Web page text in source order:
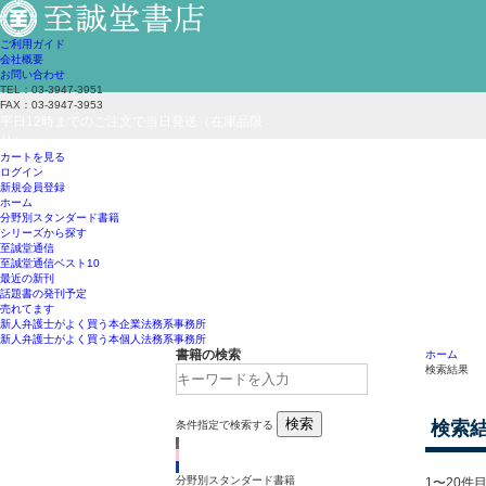
ご利用ガイド
会社概要
お問い合わせ
TEL：03-3947-3951
FAX：03-3947-3953
カートを見る
ログイン
新規会員登録
ホーム
分野別スタンダード書籍
シリーズから探す
至誠堂通信
至誠堂通信ベスト10
最近の新刊
話題書の発刊予定
売れてます
新人弁護士がよく買う本企業法務系事務所
新人弁護士がよく買う本個人法務系事務所
ホーム
検索結果
検索
1〜20件
書籍の検索
条件指定で検索する 検索
分野別スタンダード書籍